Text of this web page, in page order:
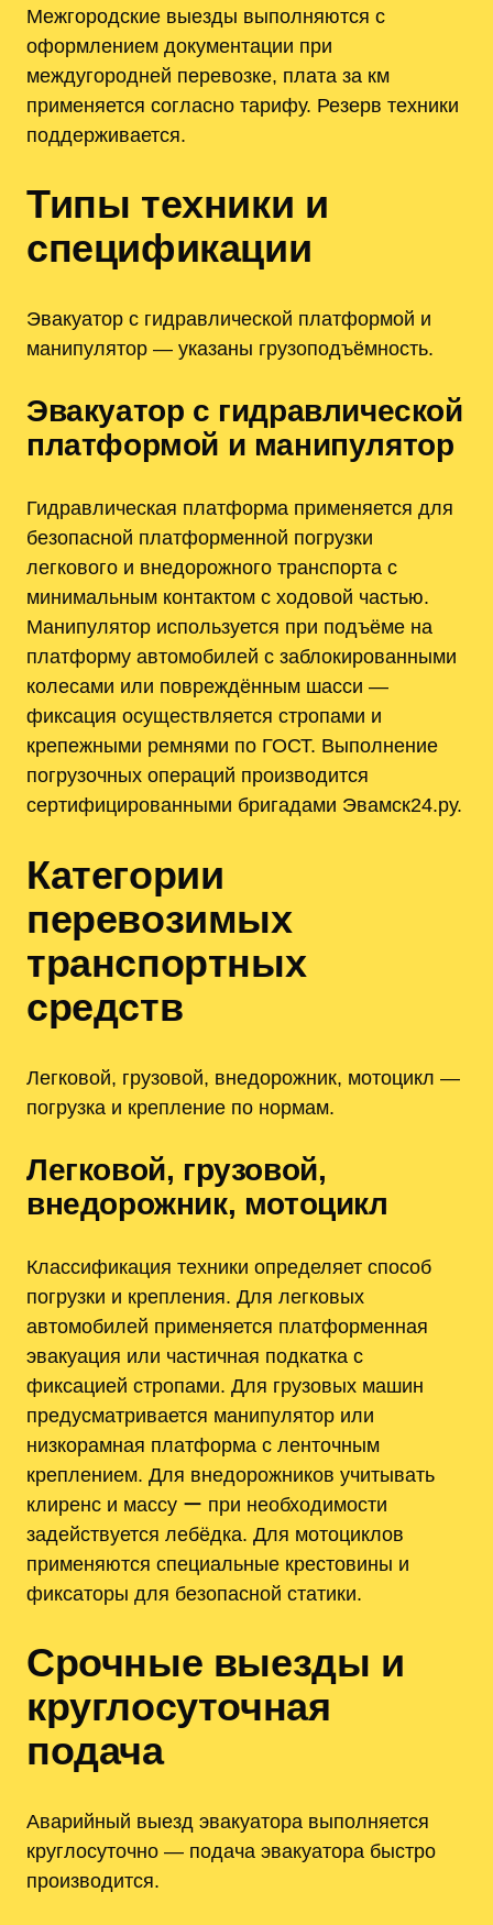
Межгородские выезды выполняются с
оформлением документации при
междугородней перевозке, плата за км
применяется согласно тарифу. Резерв техники
поддерживается.
Типы техники и
спецификации
Эвакуатор с гидравлической платформой и
манипулятор — указаны грузоподъёмность.
Эвакуатор с гидравлической
платформой и манипулятор
Гидравлическая платформа применяется для
безопасной платформенной погрузки
легкового и внедорожного транспорта с
минимальным контактом с ходовой частью.
Манипулятор используется при подъёме на
платформу автомобилей с заблокированными
колесами или повреждённым шасси —
фиксация осуществляется стропами и
крепежными ремнями по ГОСТ. Выполнение
погрузочных операций производится
сертифицированными бригадами Эвамск24.ру.
Категории
перевозимых
транспортных
средств
Легковой, грузовой, внедорожник, мотоцикл —
погрузка и крепление по нормам.
Легковой, грузовой,
внедорожник, мотоцикл
Классификация техники определяет способ
погрузки и крепления. Для легковых
автомобилей применяется платформенная
эвакуация или частичная подкатка с
фиксацией стропами. Для грузовых машин
предусматривается манипулятор или
низкорамная платформа с ленточным
креплением. Для внедорожников учитывать
клиренс и массу ー при необходимости
задействуется лебёдка. Для мотоциклов
применяются специальные крестовины и
фиксаторы для безопасной статики.
Срочные выезды и
круглосуточная
подача
Аварийный выезд эвакуатора выполняется
круглосуточно — подача эвакуатора быстро
производится.